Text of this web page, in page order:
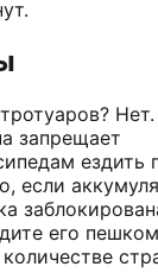
запрещает
ездить
если
его